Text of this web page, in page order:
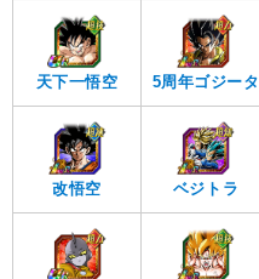
天下一悟空 5周年ゴジータ
改悟空 ベジトラ